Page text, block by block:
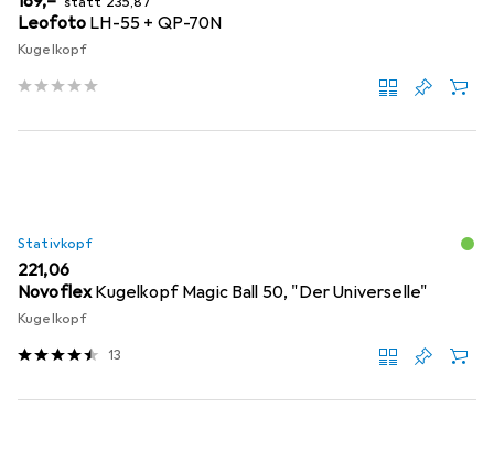
Leofoto LH-55 + QP-70N
Kugelkopf
Stativkopf
EUR
221,06
NovoflexKugelkopf Magic Ball 50, "Der Universelle"
Kugelkopf
13